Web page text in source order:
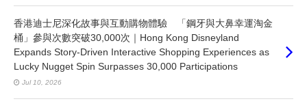
香港迪士尼深化故事與互動購物體驗 「鋼牙與大鼻幸運淘金
桶」參與次數突破30,000次｜Hong Kong Disneyland
Expands Story-Driven Interactive Shopping Experiences as
Lucky Nugget Spin Surpasses 30,000 Participations
Jul 10, 2026